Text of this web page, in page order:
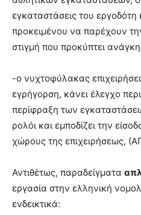
εγκαταστάσεις του εργοδότη
προκειμένου να παρέχουν
στιγμή που προκύπτει
-ο νυχτοφύλακας
εγρήγορση, κάνει έλεγχο
περίφραξη των
ρολόι και εμποδίζει την
χώρους της επιχειρήσεως,
Αντιθέτως, παραδείγματα
εργασία στην ελληνική
ενδεικτικά: